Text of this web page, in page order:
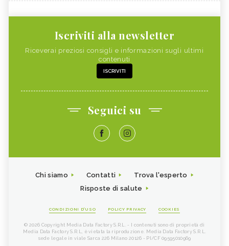
Iscriviti alla newsletter
Riceverai preziosi consigli e informazioni sugli ultimi
contenuti
ISCRIVITI
Seguici su
Chi siamo Contatti
Trova l'esperto
Risposte di salute
CONDIZIONI D'USO POLICY PRIVACY COOKIES
© 2026 Copyright Media Data Factory S.R.L. - I contenuti sono di proprietà di
Media Data Factory S.R.L, è vietata la riproduzione. Media Data Factory S.R.L.
sede legale in viale Sarca 226 Milano 20126 - PI/CF 09595010969